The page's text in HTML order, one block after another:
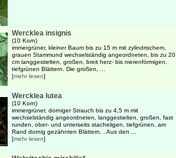
Wercklea insignis
(10 Korn)
immergrüner, kleiner Baum bis zu 15 m mit zylindrischem,
grauen Stammund wechselständig angeordneten, bis zu 20
cm langgestielten, großen, breit herz- bis nierenförmigen,
tiefgrünen Blättern. Die großen, ...
[mehr lesen]
Wercklea lutea
(10 Korn)
immergrüner, dorniger Strauch bis zu 4,5 m mit
wechselständig angeordneten, langgestielten, großen, fast
runden, ober- und unterseits stacheligen, tiefgrünen, am
Rand dornig gezähnten Blättern. . Aus den ...
[mehr lesen]